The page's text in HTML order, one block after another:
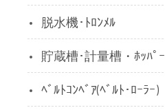
脱水機･ﾄﾛﾝﾒﾙ
貯蔵槽･計量槽・ﾎｯﾊﾟｰ
ﾍﾞﾙﾄｺﾝﾍﾞｱ(ﾍﾞﾙﾄ･ﾛｰﾗｰ)